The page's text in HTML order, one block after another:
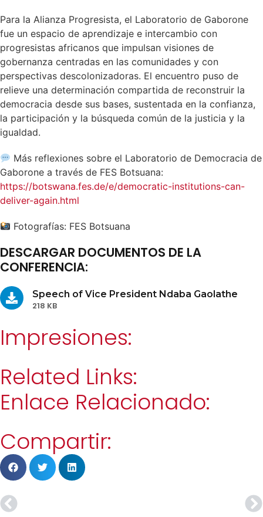
Para la Alianza Progresista, el Laboratorio de Gaborone
fue un espacio de aprendizaje e intercambio con
progresistas africanos que impulsan visiones de
gobernanza centradas en las comunidades y con
perspectivas descolonizadoras. El encuentro puso de
relieve una determinación compartida de reconstruir la
democracia desde sus bases, sustentada en la confianza,
la participación y la búsqueda común de la justicia y la
igualdad.
Más reflexiones sobre el Laboratorio de Democracia de
Gaborone a través de FES Botsuana:
https://botswana.fes.de/e/democratic-institutions-can-
deliver-again.html
Fotografías: FES Botsuana
DESCARGAR DOCUMENTOS DE LA
CONFERENCIA:
Speech of Vice President Ndaba Gaolathe
218 KB
Impresiones:
Related Links:
Enlace Relacionado:
Compartir: